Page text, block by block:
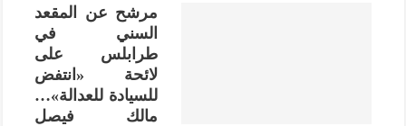
مرشح عن المقعد
السني في
طرابلس على
لائحة «انتفض
للسيادة للعدالة»…
مالك فيصل